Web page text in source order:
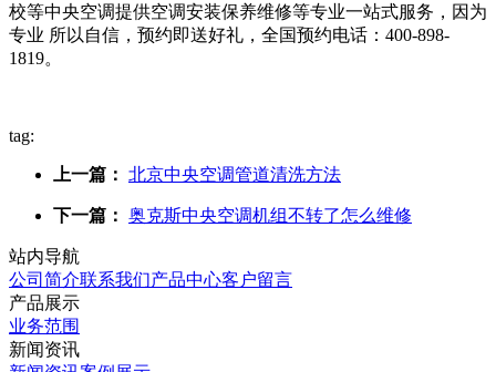
校等中央空调提供空调安装保养维修等专业一站式服务，因为
专业 所以自信，预约即送好礼，全国预约电话：400-898-
1819。
tag:
上一篇： 北京中央空调管道清洗方法
下一篇： 奥克斯中央空调机组不转了怎么维修
站内导航
公司简介联系我们产品中心客户留言
产品展示
业务范围
新闻资讯